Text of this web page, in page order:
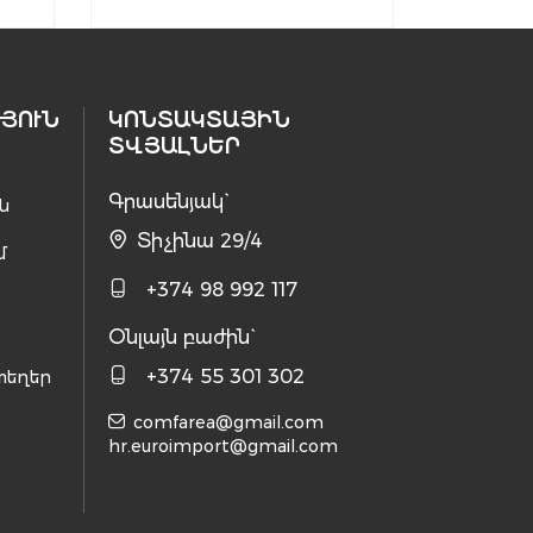
ԿՈՆՏԱԿՏԱՅԻՆ
ՏՎՅԱԼՆԵՐ
Գրասենյակ`
Տիչինա 29/4
+374 98 992 117
Օնլայն բաժին`
+374 55 301 302
comfarea@gmail.com
hr.euroimport@gmail.com